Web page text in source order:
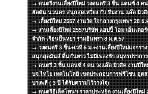
ดนตรีงานเลี้ยงปีใหม่ วงดนตรี 3 ชิ้น แดนซ์ 4 ค
ฮัตตัน นวนคร สนุกสุดเหวี่ยง กับ ทีมงาน แอ๊ด มิวสิ
เลี้ยงปีใหม่ 2557 งานวัด ใจกลางกรุงเทพฯ 28 ธ.
งานเลี้ยงปีใหม่ 2557บริษัท แฮปปี้ โฮม เอ็นเตอ
จำกัด เรือนปั้นหยา รามอินทรา 8 ม.ค.57
วงดนตรี 3 ชิ้น+เวที 6 ม.+งานเลี้ยงปีใหม่แจกรา
สนุกสุดมันส์ ดิ้นกันยาว ไม่มีเพลงช้า สมุทรปรากา
ดนตรี 3 ชิ้น แดนซ์ 4 คน วงแอ๊ด มิวสิค งานปีให
บจ.ไทโย เทคโนโลยี เขตประกอบการฟรีโซน อุต
บางพลี ( 3 ปี ได้รับความไว้วางใจ)
ดนตรีอีเล็คโทนฯ ราคาประหยัด งานเลี้ยงปีใหม่